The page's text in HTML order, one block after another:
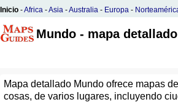
Inicio -Africa -Asia -Australia - Europa -
Mundo - mapa detallado
Mapa detallado Mundo ofrece mapas
cosas, de varios lugares, incluyendo